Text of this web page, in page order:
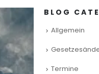
BLOG
Allgemein
Termine